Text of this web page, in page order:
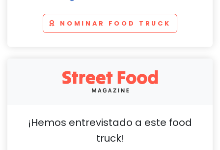
NOMINAR FOOD TRUCK
¡Hemos entrevistado a este food
truck!